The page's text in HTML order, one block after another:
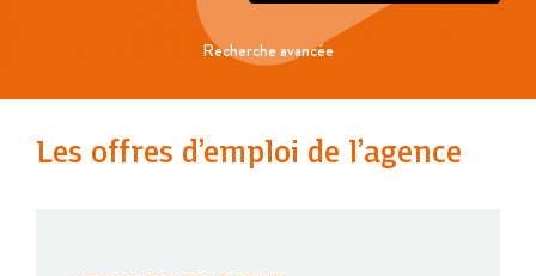
Recherche avancée
Les offres d’emploi de l’agence